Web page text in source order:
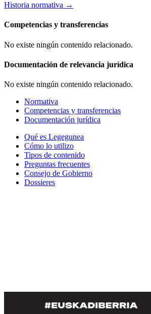
Historia normativa →
Competencias y transferencias
No existe ningún contenido relacionado.
Documentación de relevancia jurídica
No existe ningún contenido relacionado.
Normativa
Competencias y transferencias
Documentación jurídica
Qué es Legegunea
Cómo lo utilizo
Tipos de contenido
Preguntas frecuentes
Consejo de Gobierno
Dossieres